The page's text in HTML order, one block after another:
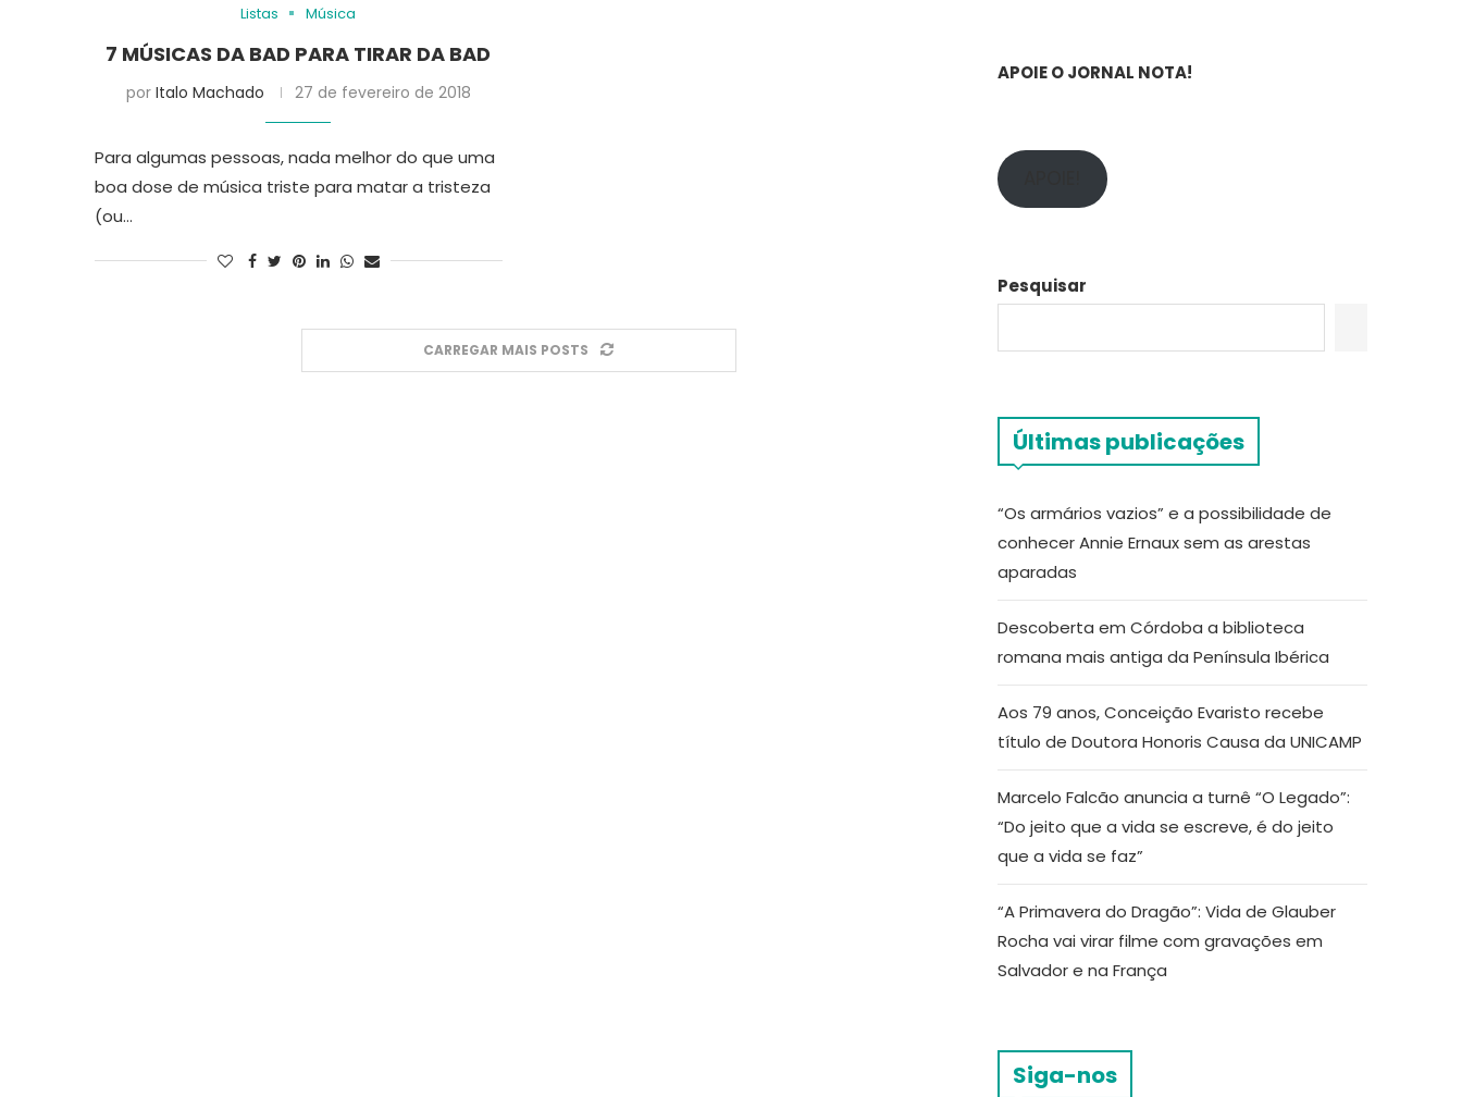
Listas Música
7 MÚSICAS DA BAD PARA TIRAR DA BAD
por Italo Machado 27 de fevereiro de 2018
Para algumas pessoas, nada melhor do que uma
boa dose de música triste para matar a tristeza
(ou…
CARREGAR MAIS POSTS
APOIE O JORNAL NOTA!
Pesquisar
Últimas publicações
“Os armários vazios” e a possibilidade de
conhecer Annie Ernaux sem as arestas
aparadas
Descoberta em Córdoba a biblioteca
romana mais antiga da Península Ibérica
Aos 79 anos, Conceição Evaristo recebe
título de Doutora Honoris Causa da UNICAMP
Marcelo Falcão anuncia a turnê “O Legado”:
“Do jeito que a vida se escreve, é do jeito
que a vida se faz”
“A Primavera do Dragão”: Vida de Glauber
Rocha vai virar filme com gravações em
Salvador e na França
Siga-nos